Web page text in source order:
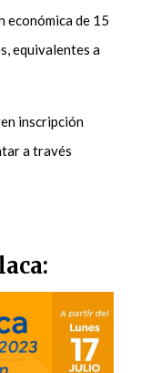
económica de 15
equivalentes a
inscripción
a través